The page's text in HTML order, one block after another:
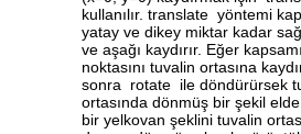
kullanılır. translate yöntemi
yatay ve dikey miktar kadar
ve aşağı kaydırır. Eğer
noktasını tuvalin ortasına
sonra rotate ile döndürürsek
ortasında dönmüş bir şekil
bir yelkovan şeklini tuvalin